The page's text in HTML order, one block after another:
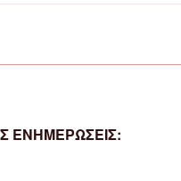
ΕΝΗΜΕΡΩΣΕΙΣ: